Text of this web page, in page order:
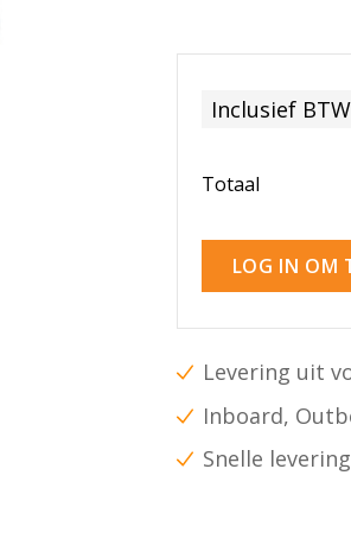
Inclusief BTW
Totaal
LOG IN OM
Levering uit
Inboard,
Snelle levering